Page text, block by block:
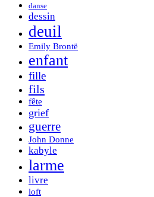
danse
dessin
deuil
Emily Brontë
enfant
fille
fils
fête
grief
guerre
John Donne
kabyle
larme
livre
loft